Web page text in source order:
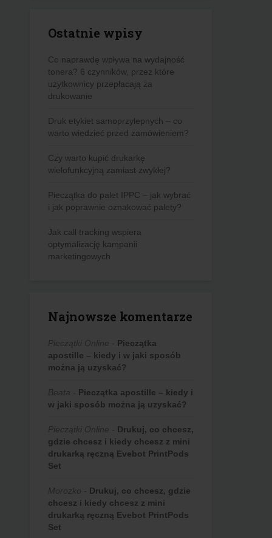
Ostatnie wpisy
Co naprawdę wpływa na wydajność
tonera? 6 czynników, przez które
użytkownicy przepłacają za
drukowanie
Druk etykiet samoprzylepnych – co
warto wiedzieć przed zamówieniem?
Czy warto kupić drukarkę
wielofunkcyjną zamiast zwykłej?
Pieczątka do palet IPPC – jak wybrać
i jak poprawnie oznakować palety?
Jak call tracking wspiera
optymalizację kampanii
marketingowych
Najnowsze komentarze
Pieczątki Online - Pieczątka
apostille – kiedy i w jaki sposób
można ją uzyskać?
Beata - Pieczątka apostille – kiedy i
w jaki sposób można ją uzyskać?
Pieczątki Online - Drukuj, co chcesz,
gdzie chcesz i kiedy chcesz z mini
drukarką ręczną Evebot PrintPods
Set
Morozko - Drukuj, co chcesz, gdzie
chcesz i kiedy chcesz z mini
drukarką ręczną Evebot PrintPods
Set